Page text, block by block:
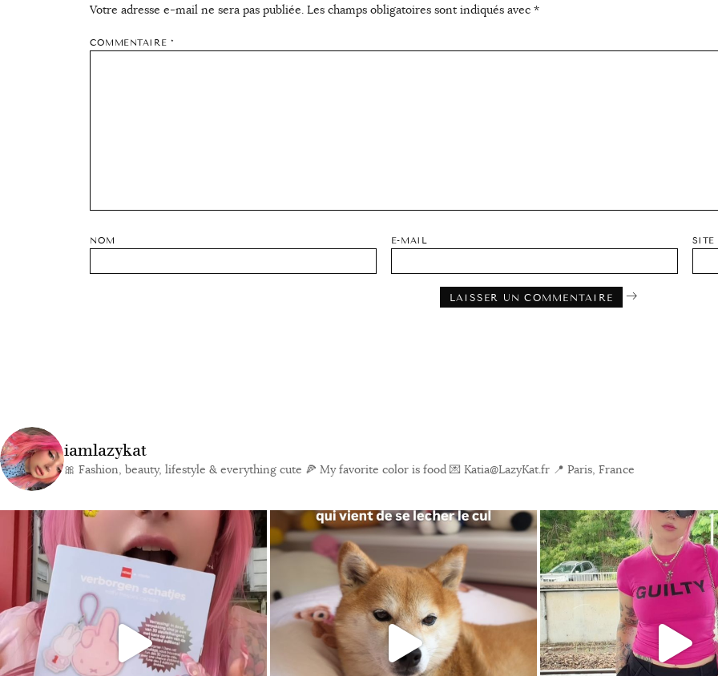
Votre adresse e-mail ne sera pas publiée. Les champs obligatoires sont indiqués avec *
COMMENTAIRE *
NOM E-MAIL SITE
iamlazykat
🎀 Fashion, beauty, lifestyle & everything cute 🍕 My favorite color is food 💌 Katia@LazyKat.fr 📍 Paris, France